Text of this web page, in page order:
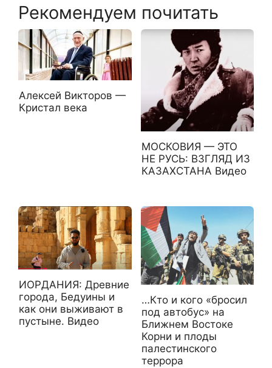
Рекомендуем почитать
Алексей Викторов —
Кристал века
МОСКОВИЯ — ЭТО
НЕ РУСЬ: ВЗГЛЯД ИЗ
КАЗАХСТАНА Видео
ИОРДАНИЯ: Древние
города, Бедуины и
как они выживают в
пустыне. Видео
…Кто и кого «бросил
под автобус» на
Ближнем Востоке
Корни и плоды
палестинского
террора